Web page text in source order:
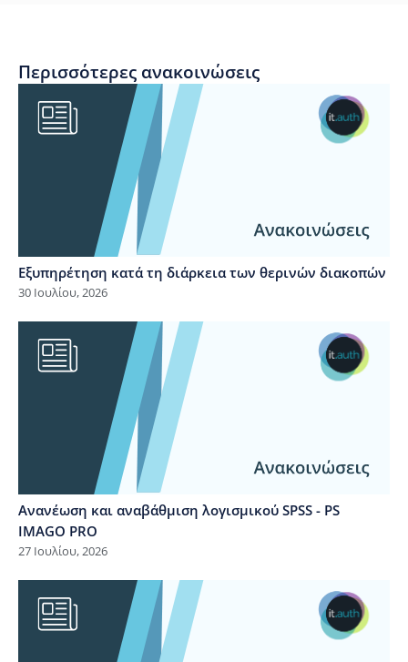
Περισσότερες ανακοινώσεις
Εξυπηρέτηση κατά τη διάρκεια των θερινών διακοπών
30 Ιουλίου, 2026
Ανανέωση και αναβάθμιση λογισμικού SPSS - PS
IMAGO PRO
27 Ιουλίου, 2026